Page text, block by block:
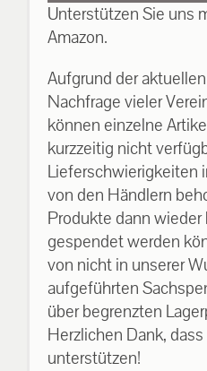
Unterstützen Sie uns
Amazon.
Aufgrund der
Nachfrage vieler
können einzelne
kurzzeitig nicht
Lieferschwierigkeiten
von den Händlern
Produkte dann
gespendet werden
von nicht in unserer
aufgeführten
über begrenzten
Herzlichen Dank,
unterstützen!